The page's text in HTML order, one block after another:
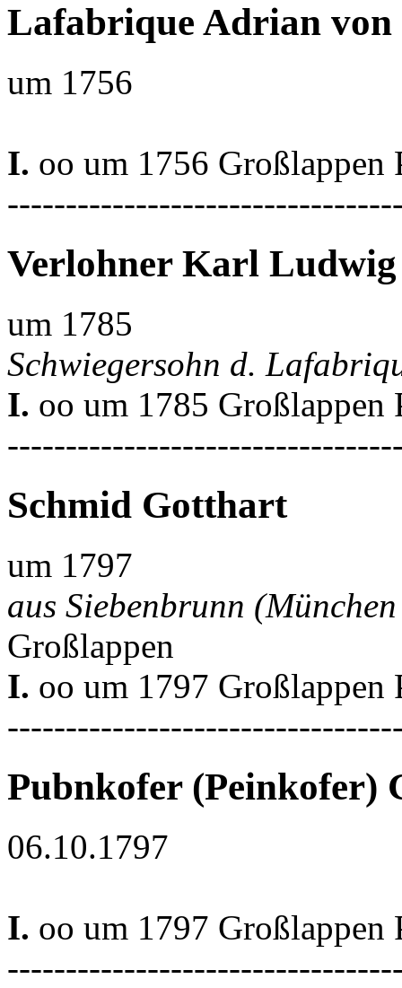
Lafabrique Adrian von
um 1756
I. oo um 1756 Großlappen
Verlohner Karl Ludwig
um 1785
Schwiegersohn d.
I. oo um 1785 Großlappen
Schmid Gotthart
um 1797
aus Siebenbrunn
Großlappen
I. oo um 1797 Großlappen
Pubnkofer (Peinkofer)
06.10.1797
I. oo um 1797 Großlappen